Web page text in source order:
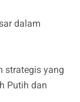
dalam
strategis yang
Putih dan